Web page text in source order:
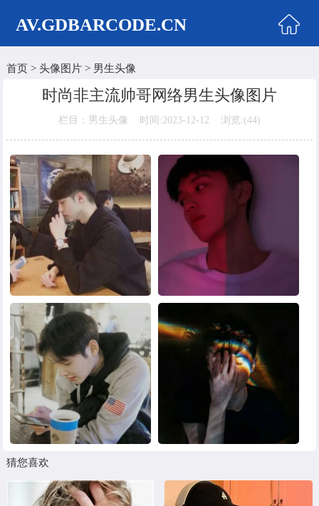
AV.GDBARCODE.CN
首页
两性商城
女生头像
美女头像
男生头像
明星头像
卡通动漫
黑白头像
其他头像
首页> 头像图片> 男生头像
时尚非主流帅哥网络男生头像图片
栏目：男生头像 时间:2023-12-12 浏览:(44)
猜您喜欢